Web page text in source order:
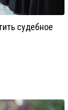
судебное